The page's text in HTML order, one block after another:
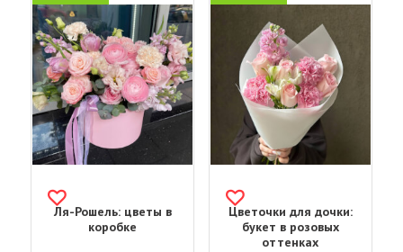
Ля-Рошель: цветы в
коробке
Цветочки для дочки:
букет в розовых
оттенках